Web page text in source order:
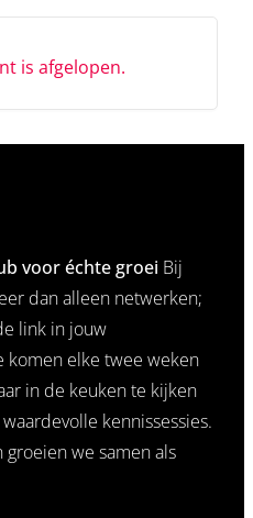
is afgelopen.
voor échte groei Bij
dan alleen netwerken;
link in jouw
komen elke twee weken
in de keuken te kijken
kennissessies.
we samen als